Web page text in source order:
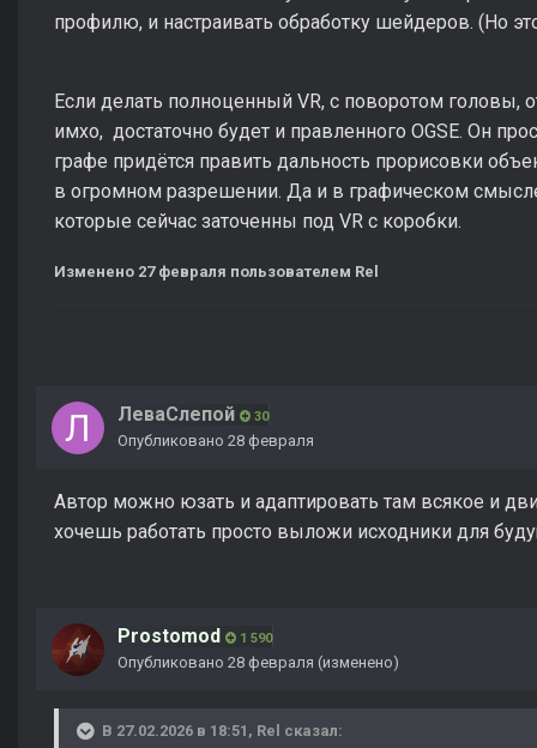
профилю, и настраивать обработку шейдеров. (Но
Если делать полноценный VR, с поворотом головы,
имхо, достаточно будет и правленного OGSE. Он
графе придётся править дальность прорисовки
в огромном разрешении. Да и в графическом
которые сейчас заточенны под VR с коробки.
Изменено 27 февраля пользователем Rel
ЛеваСлепой 30
Опубликовано 28 февраля
Автор можно юзать и адаптировать там всякое и
хочешь работать просто выложи исходники для
Prostomod 1 590
Опубликовано 28 февраля (изменено)
В 27.02.2026 в 18:51, Rel сказал: